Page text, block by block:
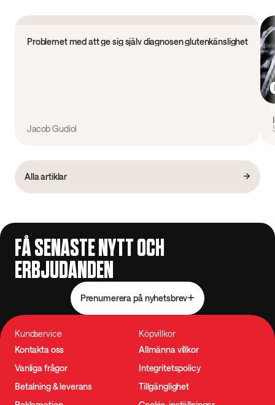
Problemet med att ge sig själv diagnosen glutenkänslighet
Jacob Gudiol
Alla artiklar
FÅ SENASTE NYTT OCH
ERBJUDANDEN
Prenumerera på nyhetsbrev
Kundservice
Kontakta oss
Vanliga frågor
Betalning & leverans
Köpvillkor
Allmänna villkor
Integritetspolicy
Tillgänglighet